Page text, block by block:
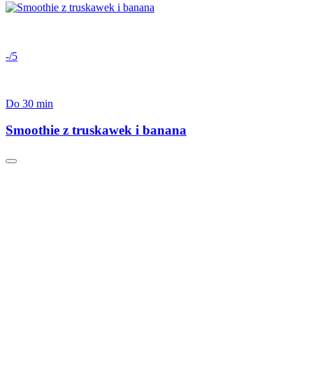
-/5
Do 30 min
Smoothie z truskawek i banana